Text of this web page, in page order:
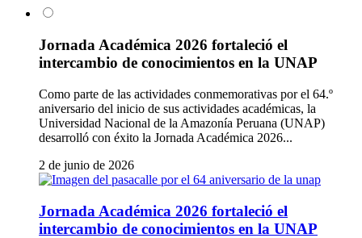
Jornada Académica 2026 fortaleció el
intercambio de conocimientos en la UNAP
Como parte de las actividades conmemorativas por el 64.º
aniversario del inicio de sus actividades académicas, la
Universidad Nacional de la Amazonía Peruana (UNAP)
desarrolló con éxito la Jornada Académica 2026...
2 de junio de 2026
Jornada Académica 2026 fortaleció el
intercambio de conocimientos en la UNAP